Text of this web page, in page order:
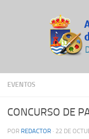
EVENTOS
CONCURSO DE
POR REDACTOR · 22 DE